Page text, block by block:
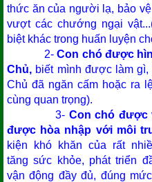
thức ăn của người lạ, bảo
vượt các chướng ngại
biệt khác trong huấn luyện
2-Con chó được
Chủ, biết mình được làm
Chủ đã ngăn cấm hoặc ra
cùng quan trọng).
3- Con chó được
được hòa nhập với môi
kiện khó khăn của rất
tăng sức khỏe, phát triển
vận động đầy đủ, đúng